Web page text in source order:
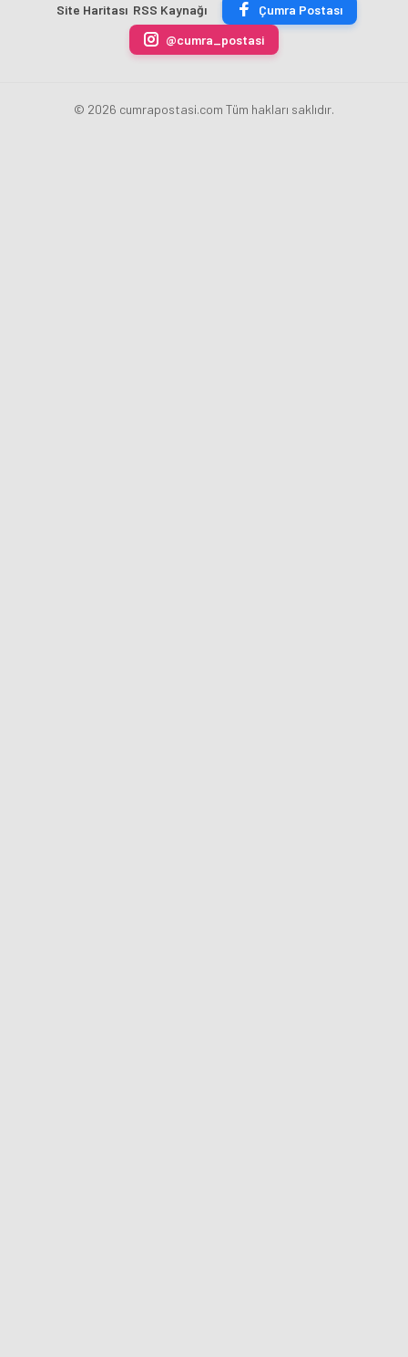
ÜRETİLECEK
Fatih
Karahan
oldu
kaldırdı
Site Haritası RSS Kaynağı
Çumra Postası
@cumra_postasi
© 2026 cumrapostasi.com Tüm hakları saklıdır.